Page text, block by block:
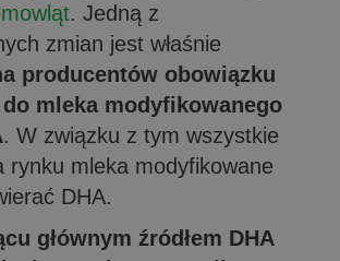
. Jedną z
zmian jest właśnie
producentów obowiązku
mleka modyfikowanego
. W związku z tym wszystkie
rynku mleka modyfikowane
DHA.
głównym źródłem DHA